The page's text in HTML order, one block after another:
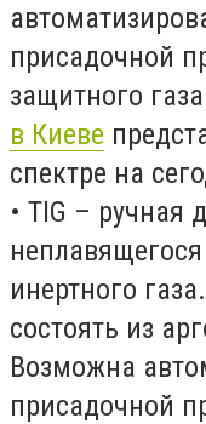
присадочной
защитного
в Киеве
спектре на
• TIG – ручная
инертного
состоять из
Возможна
присадочной